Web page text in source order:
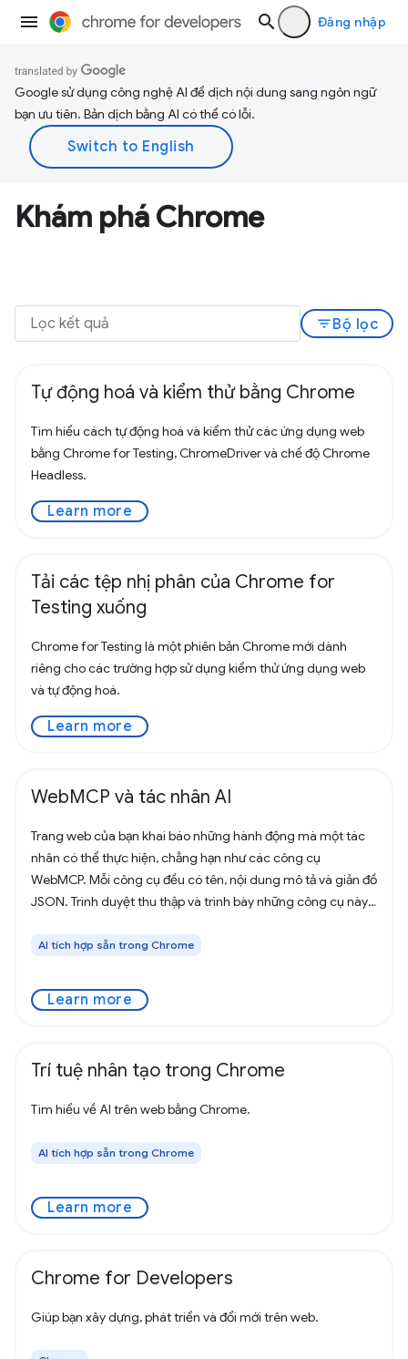
Đăng nhập
Google sử dụng công nghệ AI để dịch nội dung sang ngôn ngữ
bạn ưu tiên. Bản dịch bằng AI có thể có lỗi.
Khám phá Chrome
filter_listBộ lọc
Tự động hoá và kiểm thử bằng Chrome
Tìm hiểu cách tự động hoá và kiểm thử các ứng dụng web
bằng Chrome for Testing, ChromeDriver và chế độ Chrome
Headless.
Learn more
Tải các tệp nhị phân của Chrome for
Testing xuống
Chrome for Testing là một phiên bản Chrome mới dành
riêng cho các trường hợp sử dụng kiểm thử ứng dụng web
và tự động hoá.
Learn more
WebMCP và tác nhân AI
Trang web của bạn khai báo những hành động mà một tác
nhân có thể thực hiện, chẳng hạn như các công cụ
WebMCP. Mỗi công cụ đều có tên, nội dung mô tả và giản đồ
JSON. Trình duyệt thu thập và trình bày những công cụ này
AI tích hợp sẵn trong Chrome
Learn more
Trí tuệ nhân tạo trong Chrome
Tìm hiểu về AI trên web bằng Chrome.
AI tích hợp sẵn trong Chrome
Learn more
Chrome for Developers
Giúp bạn xây dựng, phát triển và đổi mới trên web.